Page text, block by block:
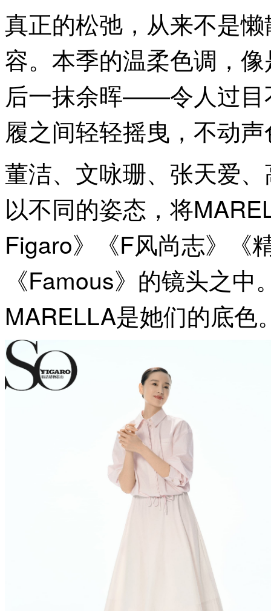
真正的松弛，从来不是
容。本季的温柔色调，
后一抹余晖——令人过目
履之间轻轻摇曳，不动
董洁、文咏珊、张天爱
以不同的姿态，将
Figaro》《F风尚志》《
《Famous》的镜头之
MARELLA是她们的底色